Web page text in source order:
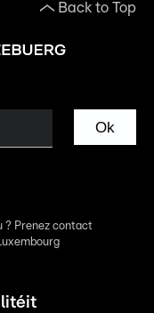
Back to Top
Ok
? Prenez contact